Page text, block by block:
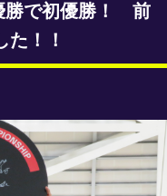
勝で初優勝！ 前
た！！